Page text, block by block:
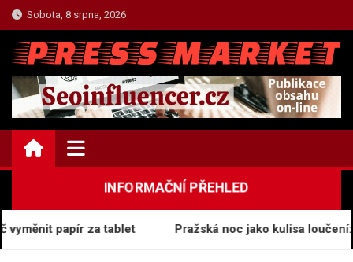
Skip
to
content
Sobota, 8 srpna, 2026
TOP.PRESSMARKET.CZ
Press Centrum Informací
INFORMAČNÍ PŘEHLED
papír za tablet Pražská noc jako kulisa loučení: